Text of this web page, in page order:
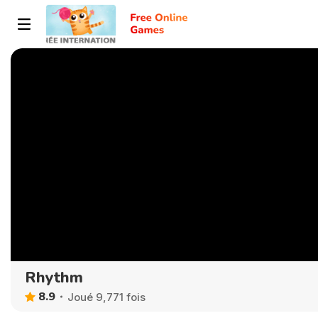
Rhythm
8.9 Joué 9,771 fois